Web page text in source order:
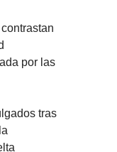
por las
tras